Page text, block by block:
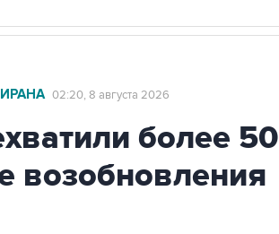
02:20, 8 августа 2026
более 50
возобновления